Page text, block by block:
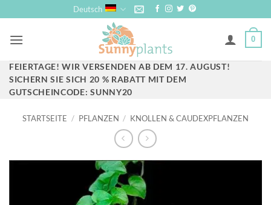
Inhalt
springen
Deutsch
0
FEIERTAGE! WIR VERSENDEN AB DEM 17. AUGUST!
SICHERN SIE SICH 20 % RABATT MIT DEM
GUTSCHEINCODE: SUNNY20
STARTSEITE / PFLANZEN / KNOLLEN & CAUDEXPFLANZEN